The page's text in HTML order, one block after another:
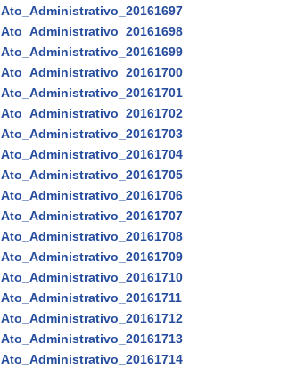
Ato_Administrativo_20161697
Ato_Administrativo_20161698
Ato_Administrativo_20161699
Ato_Administrativo_20161700
Ato_Administrativo_20161701
Ato_Administrativo_20161702
Ato_Administrativo_20161703
Ato_Administrativo_20161704
Ato_Administrativo_20161705
Ato_Administrativo_20161706
Ato_Administrativo_20161707
Ato_Administrativo_20161708
Ato_Administrativo_20161709
Ato_Administrativo_20161710
Ato_Administrativo_20161711
Ato_Administrativo_20161712
Ato_Administrativo_20161713
Ato_Administrativo_20161714